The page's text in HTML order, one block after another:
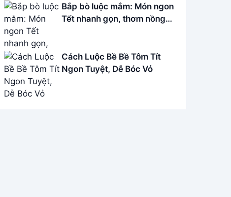
Bắp bò luộc mắm: Món ngon
Tết nhanh gọn, thơm nồng
Cách Luộc Bề Bề Tôm Tít
Ngon Tuyệt, Dễ Bóc Vỏ